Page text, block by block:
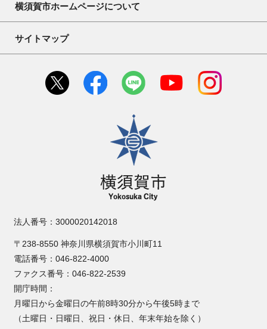
横須賀市ホームページについて
サイトマップ
横須賀市
法人番号：3000020142018
〒238-8550 神奈川県横須賀市小川町11
電話番号：046-822-4000
ファクス番号：046-822-2539
開庁時間：
月曜日から金曜日の午前8時30分から午後5時まで
（土曜日・日曜日、祝日・休日、年末年始を除く）